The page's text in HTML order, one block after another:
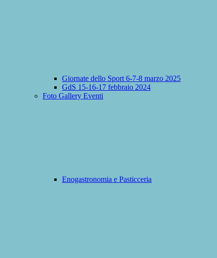
Giornate dello Sport 6-7-8 marzo 2025
GdS 15-16-17 febbraio 2024
Foto Gallery Eventi
Enogastronomia e Pasticceria